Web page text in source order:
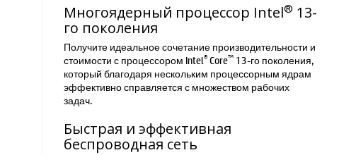
Многоядерный процессор Intel® 13-
го поколения
Получите идеальное сочетание производительности и
стоимости с процессором Intel®Core™ 13-го поколения,
который благодаря нескольким процессорным ядрам
эффективно справляется с множеством рабочих
задач.
Быстрая и эффективная
беспроводная сеть